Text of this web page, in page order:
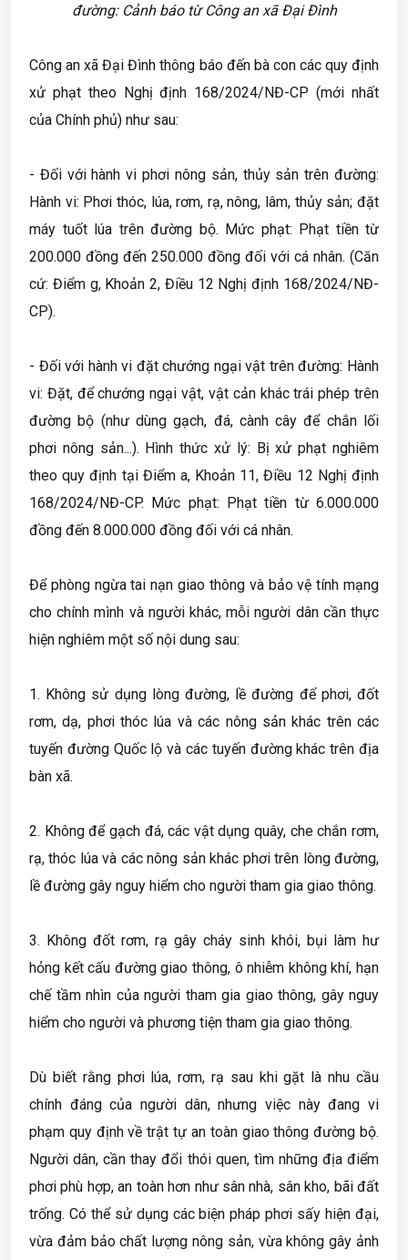
đường: Cảnh báo từ Công an xã Đại Đình
Công an xã Đại Đình thông báo đến bà con các quy định
xử phạt theo Nghị định 168/2024/NĐ-CP (mới nhất
của Chính phủ) như sau:
- Đối với hành vi phơi nông sản, thủy sản trên đường:
Hành vi: Phơi thóc, lúa, rơm, rạ, nông, lâm, thủy sản; đặt
máy tuốt lúa trên đường bộ. Mức phạt: Phạt tiền từ
200.000 đồng đến 250.000 đồng đối với cá nhân. (Căn
cứ: Điểm g, Khoản 2, Điều 12 Nghị định 168/2024/NĐ-
CP).
- Đối với hành vi đặt chướng ngại vật trên đường: Hành
vi: Đặt, để chướng ngại vật, vật cản khác trái phép trên
đường bộ (như dùng gạch, đá, cành cây để chắn lối
phơi nông sản...). Hình thức xử lý: Bị xử phạt nghiêm
theo quy định tại Điểm a, Khoản 11, Điều 12 Nghị định
168/2024/NĐ-CP. Mức phạt: Phạt tiền từ 6.000.000
đồng đến 8.000.000 đồng đối với cá nhân.
Để phòng ngừa tai nạn giao thông và bảo vệ tính mạng
cho chính mình và người khác, mỗi người dân cần thực
hiện nghiêm một số nội dung sau:
1. Không sử dụng lòng đường, lề đường để phơi, đốt
rơm, dạ, phơi thóc lúa và các nông sản khác trên các
tuyến đường Quốc lộ và các tuyến đường khác trên địa
bàn xã.
2. Không để gạch đá, các vật dụng quây, che chắn rơm,
rạ, thóc lúa và các nông sản khác phơi trên lòng đường,
lề đường gây nguy hiểm cho người tham gia giao thông.
3. Không đốt rơm, rạ gây cháy sinh khói, bụi làm hư
hỏng kết cấu đường giao thông, ô nhiễm không khí, hạn
chế tầm nhìn của người tham gia giao thông, gây nguy
hiểm cho người và phương tiện tham gia giao thông.
Dù biết rằng phơi lúa, rơm, rạ sau khi gặt là nhu cầu
chính đáng của người dân, nhưng việc này đang vi
phạm quy định về trật tự an toàn giao thông đường bộ.
Người dân, cần thay đổi thói quen, tìm những địa điểm
phơi phù hợp, an toàn hơn như sân nhà, sân kho, bãi đất
trống. Có thể sử dụng các biện pháp phơi sấy hiện đại,
vừa đảm bảo chất lượng nông sản, vừa không gây ảnh